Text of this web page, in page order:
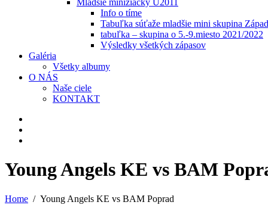
Info o tíme
Tabuľka súťaže mladšie mini skupina Západ
tabuľka – skupina o 5.-9.miesto 2021/2022
Výsledky všetkých zápasov
Galéria
Všetky albumy
O NÁS
Naše ciele
KONTAKT
Young Angels KE vs BAM
Home Young Angels KE vs BAM Poprad